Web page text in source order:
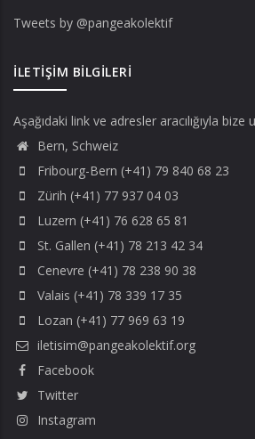
Tweets by @pangeakolektif
İLETIŞIM BILGILERI
Aşağıdaki link ve adresler aracılığıyla bize
Bern, Schweiz
Fribourg-Bern (+41) 79 840 68 23
Zürih (+41) 77 937 04 03
Luzern (+41) 76 628 65 81
St. Gallen (+41) 78 213 42 34
Cenevre (+41) 78 238 90 38
Valais (+41) 78 339 17 35
Lozan (+41) 77 969 63 19
iletisim@pangeakolektif.org
Facebook
Twitter
Instagram